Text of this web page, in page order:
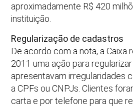
aproximadamente R$ 420
instituição.
Regularização de cadastros
De acordo com a nota, a Caixa
2011 uma ação para
apresentavam irregularidades
a CPFs ou CNPJs. Clientes
carta e por telefone para que